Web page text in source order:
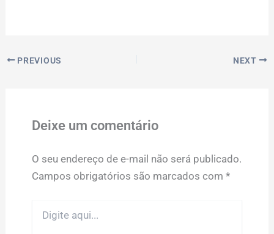
PREVIOUS NEXT
Deixe um comentário
O seu endereço de e-mail não será publicado.
Campos obrigatórios são marcados com *
aqui...